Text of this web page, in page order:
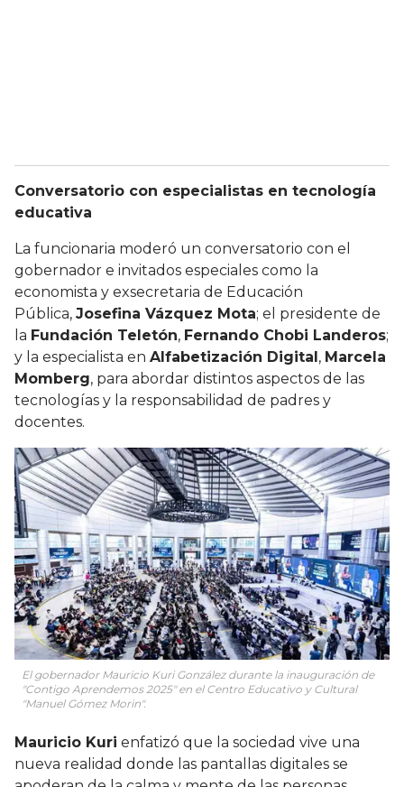
Conversatorio con especialistas en tecnología
educativa
La funcionaria moderó un conversatorio con el
gobernador e invitados especiales como la
economista y exsecretaria de Educación
Pública, Josefina Vázquez Mota; el presidente de
la Fundación Teletón, Fernando Chobi Landeros;
y la especialista en Alfabetización Digital, Marcela
Momberg, para abordar distintos aspectos de las
tecnologías y la responsabilidad de padres y
docentes.
El gobernador Mauricio Kuri González durante la inauguración de
"Contigo Aprendemos 2025" en el Centro Educativo y Cultural
"Manuel Gómez Morin".
Mauricio Kuri enfatizó que la sociedad vive una
nueva realidad donde las pantallas digitales se